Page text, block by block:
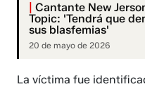
Cantante New
Topic: 'Tendrá que
sus blasfemias'
20 de mayo de 2026
La víctima fue